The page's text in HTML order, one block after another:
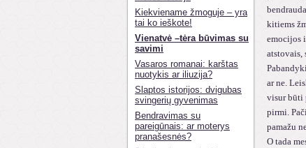
Kiekviename žmoguje – yra
tai ko ieškote!
Vienatvė –tėra būvimas su
savimi
Vasaros romanai: karštas
nuotykis ar iliuzija?
Slaptos istorijos: dvigubas
svingerių gyvenimas
Bendravimas su
pareigūnais: ar moterys
pranašesnės?
kitiems
emocijos
atstovais,
ar ne.
visur būti
pirmi.
pamažu
O tada